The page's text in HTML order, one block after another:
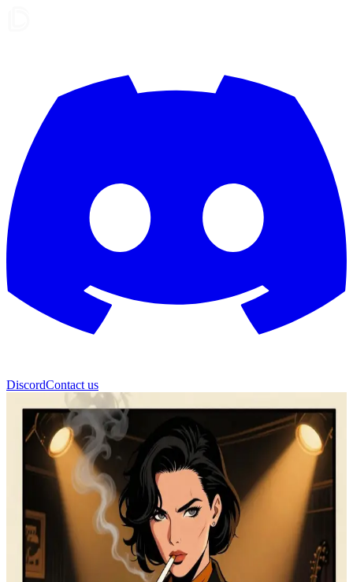
DiscordContact us